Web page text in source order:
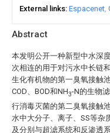
Abstract
本发明公开一种新型中水深
次相连的用于对污水中长链
生化有机物的第一臭氧接触
COD、BOD和NH3-N的生物
行消毒灭菌的第二臭氧接触
水中大分子、离子、SS等杂
及分别与超滤系统和反渗透
External links Espacenet